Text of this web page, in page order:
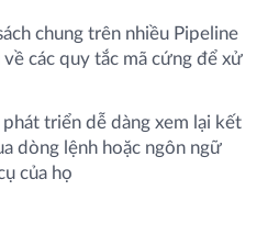
chung trên nhiều Pipeline
các quy tắc mã cứng để xử
phát triển dễ dàng xem lại kết
dòng lệnh hoặc ngôn ngữ
của họ